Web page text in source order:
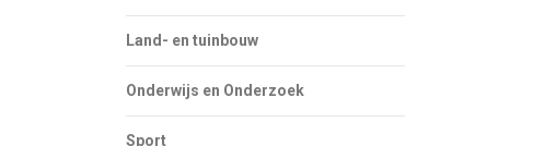
Land- en tuinbouw
Onderwijs en Onderzoek
Sport